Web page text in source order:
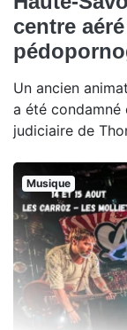
centre
Un ancien
a été
judiciaire de
Musique